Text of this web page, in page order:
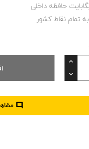
به تمام نقاط کشور
